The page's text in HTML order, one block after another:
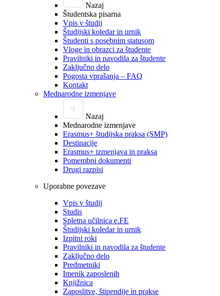
Nazaj
Študentska pisarna
Vpis v študij
Študijski koledar in urnik
Študenti s posebnim statusom
Vloge in obrazci za študente
Pravilniki in navodila za študente
Zaključno delo
Pogosta vprašanja – FAQ
Kontakt
Mednarodne izmenjave
Nazaj
Mednarodne izmenjave
Erasmus+ študijska praksa (SMP)
Destinacije
Erasmus+ izmenjava in praksa
Pomembni dokumenti
Drugi razpisi
Uporabne povezave
Vpis v študij
Studis
Spletna učilnica e.FE
Študijski koledar in urnik
Izpitni roki
Pravilniki in navodila za študente
Zaključno delo
Predmetniki
Imenik zaposlenih
Knjižnica
Zaposlitve, štipendije in prakse